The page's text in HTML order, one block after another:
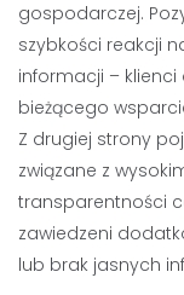
gospodarczej.
szybkości reakcji
informacji –
bieżącego
Z drugiej strony
związane z
transparentności
zawiedzeni
lub brak jasnych